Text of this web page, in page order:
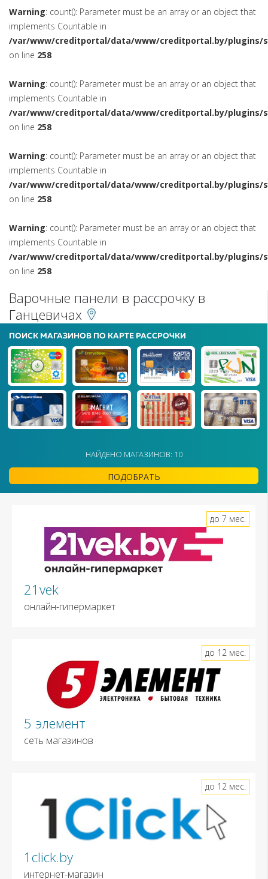
Warning: count(): Parameter must be an array or an object that
implements Countable in
/var/www/creditportal/data/www/creditportal.by/plugins/
on line 258
Warning: count(): Parameter must be an array or an object that
implements Countable in
/var/www/creditportal/data/www/creditportal.by/plugins/
on line 258
Warning: count(): Parameter must be an array or an object that
implements Countable in
/var/www/creditportal/data/www/creditportal.by/plugins/
on line 258
Warning: count(): Parameter must be an array or an object that
implements Countable in
/var/www/creditportal/data/www/creditportal.by/plugins/
on line 258
Варочные панели в рассрочку в
Ганцевичах
ПОИСК МАГАЗИНОВ ПО КАРТЕ РАССРОЧКИ
НАЙДЕНО МАГАЗИНОВ: 10
ПОДОБРАТЬ
21vek
онлайн-гипермаркет
до 7 мес.
5 элемент
сеть магазинов
до 12 мес.
1click.by
интернет-магазин
до 12 мес.